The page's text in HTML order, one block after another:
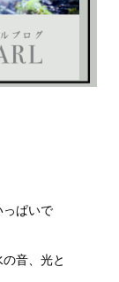
ぱいで
音、光と